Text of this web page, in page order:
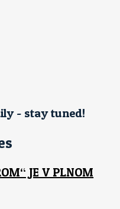
- stay tuned!
JE V PLNOM